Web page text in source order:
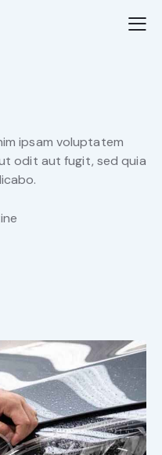
ipsam voluptatem
odit aut fugit, sed quia